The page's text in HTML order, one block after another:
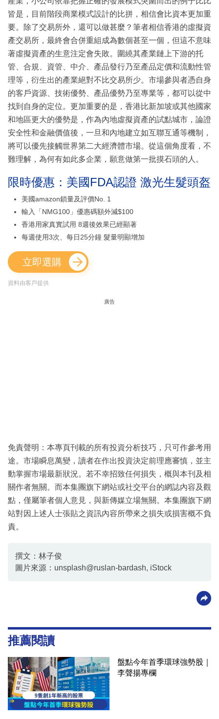
皆是，目前階段商業模式設計的比拼，相信會比資本更加重
要。除了交易所外，還可以做甚麼？筆者相信香港的虛擬資
產交易所，最終會合併重組成為數個甚至一個，但這不意味
著虛擬資產的生意注定會失敗。圍繞其產業鏈上下游的托
管、合規、資管、中介、產品發行乃至產品定價和流動性管
理等，衍生出的產業絕對不比交易所少。市場參與者憑自身
的客戶資源、技術優勢、產品優勢乃至專業等，都可以從中
找到自身的定位。更加重要的是，香港比新加坡或其他國家
和地區更大的優勢是，作為內地虛擬資產的試點城市，論證
安全性和金融價值後，一旦和內地建立如互聯互通等機制，
將可以優先接觸世界第二大經濟體市場。從這個角度看，不
難理解，為何有如此多企業，願意做第一批摸石頭的人。
限時優惠：美國FDA認證 激光生髮頭盔
美國amazon鎖量及評價No. 1
輸入「NMG100」優惠碼額外減$100
香港用家真實試用 8週後效果已經顯著
每週使用3次、每日25分鐘 髮量明顯增加
立即選購
資料由客戶提供
廣告
免責聲明：本專頁刊載的所有投資分析技巧，只可作參考用
途。市場瞬息萬變，讀者在作出投資決定前理應審慎，並主
動掌握市場最新狀況。若不幸招致任何損失，概與本刊及相
關作者無關。而本集團旗下網站或社交平台的網誌內容及觀
點，僅屬筆者個人意見，與新傳媒立場無關。本集團旗下網
站對因上述人士張貼之資訊內容所帶來之損失或損害概不負
責。
撰文：林子俊
圖片來源：unsplash@ruslan-bardash, iStock
推薦閱讀
盤點今年首季環球強勢股｜
李聲揚專欄